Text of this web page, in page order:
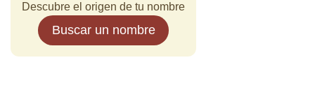
Descubre el origen de tu nombre
Buscar un nombre